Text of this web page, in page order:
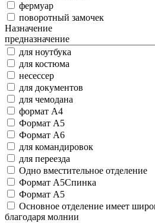
фермуар
поворотный замочек
Назначение
предназначение
для ноутбука
для костюма
несессер
для документов
для чемодана
формат A4
Формат А5
Формат А6
для командировок
для переезда
Одно вместительное отделение
Формат А5Спинка
Формат A5
Основное отделение имеет
благодаря молнии